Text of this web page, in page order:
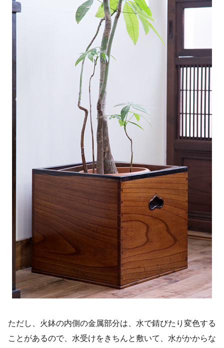
ただし、火鉢の内側の金属部分は、水で錆びたり変色する
ことがあるので、水受けをきちんと敷いて、水がかからな